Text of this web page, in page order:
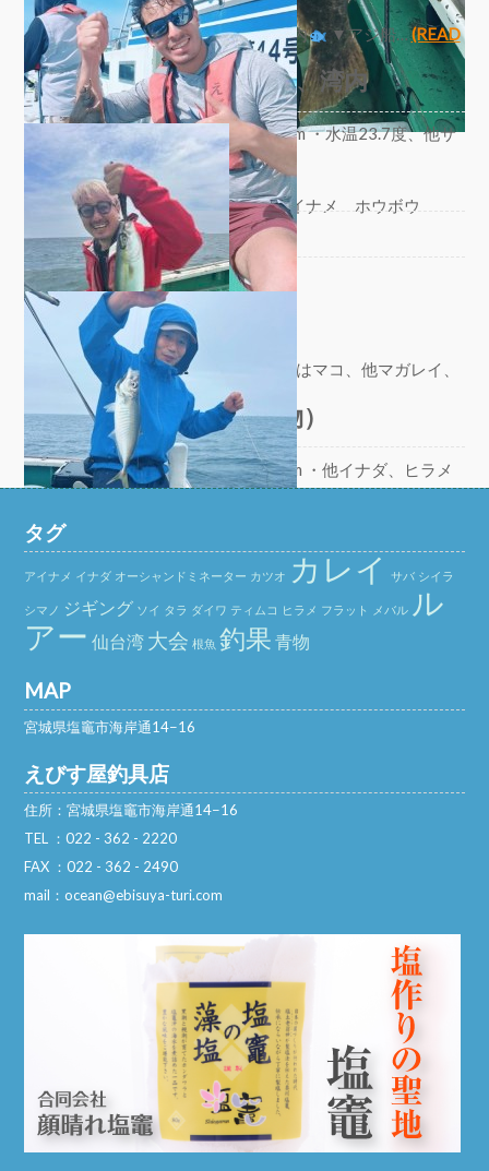
7/18 ヒラメ船の釣果
Author:えびす屋 2026年7月18日
▼ ヒラメ0〜6枚 48〜77cm ・他アイナメ ホウボウ
ブログ,釣果
Author:えびす屋 2026年7月12日
【7/12釣果・天気 】アジ好調、湾内 ▼アジ船…(READ
MORE)
ブログ
7/11釣果 アジ、ルアー、湾内
Author:えびす屋 2026年7月11日
▼アジ船 ・アジ13〜62匹、26〜51cm ・水温23.7度、他サ
バ ▼ルアー…(READ MORE)
ブログ,釣果
7/8釣果 カレイ船
Author: えびす屋 2026年7月10日
・カレイ3〜13枚、16〜37cm ・最大はマコ、他マガレイ、
ミズガレイ、ソウハ…(READ MORE)
ブログ
釣果
7/6釣果 ルアー船（青物）
Author:えびす屋 2026年7月6日
▼ルアー船 ・サバ1〜7匹 35〜47cm ・他イナダ、ヒラメ
風強い中でし…(READ MORE)
ブログ
7/5釣果 アジ船、カレイ船
Author:
▼アジ船 ・アジ5〜25匹、30〜47cm ・他サバ、メバル、マ
ダイ(48cm)…(READ MORE)
タグ
アイナメ イナダ オーシャンドミネーター カツオ カレイ サバ シイラ
シマノ ジギング ソイ タラ ダイワ ティムコ ヒラメ フラット メバル ル
アー 仙台湾 大会 根魚 釣果 青物
MAP
宮城県塩竈市海岸通14−16
えびす屋釣具店
住所：宮城県塩竈市海岸通14−16
TEL ：022 - 362 - 2220
FAX ：022 - 362 - 2490
mail：ocean@ebisuya-turi.com